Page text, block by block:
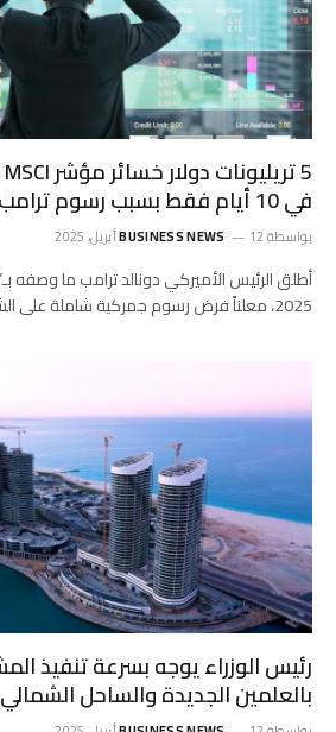
في 10 أيام فقط بسبب رسوم ترامب الجمركية
بواسطة BUSINESS NEWS 12 أبريل، 2025
2025، معلناً فرض رسوم جمركية شاملة على الشركاء…
رئيس الوزراء يوجه بسرعة تنفيذ
بالعلمين الجديدة والساحل